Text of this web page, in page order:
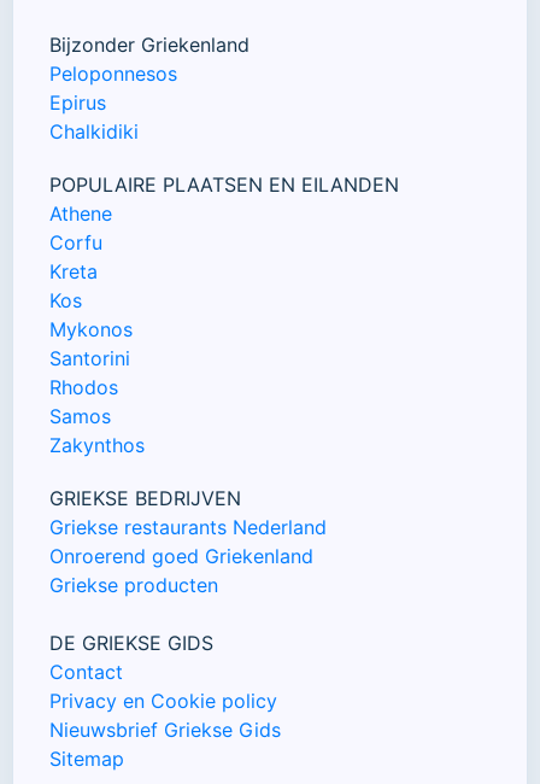
Bijzonder Griekenland
Peloponnesos
Epirus
Chalkidiki
POPULAIRE PLAATSEN EN EILANDEN
Athene
Corfu
Kreta
Kos
Mykonos
Santorini
Rhodos
Samos
Zakynthos
GRIEKSE BEDRIJVEN
Griekse restaurants Nederland
Onroerend goed Griekenland
Griekse producten
DE GRIEKSE GIDS
Contact
Privacy en Cookie policy
Nieuwsbrief Griekse Gids
Sitemap